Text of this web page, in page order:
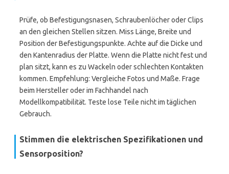
Prüfe, ob Befestigungsnasen, Schraubenlöcher oder Clips
an den gleichen Stellen sitzen. Miss Länge, Breite und
Position der Befestigungspunkte. Achte auf die Dicke und
den Kantenradius der Platte. Wenn die Platte nicht fest und
plan sitzt, kann es zu Wackeln oder schlechten Kontakten
kommen. Empfehlung: Vergleiche Fotos und Maße. Frage
beim Hersteller oder im Fachhandel nach
Modellkompatibilität. Teste lose Teile nicht im täglichen
Gebrauch.
Stimmen die elektrischen Spezifikationen und
Sensorposition?